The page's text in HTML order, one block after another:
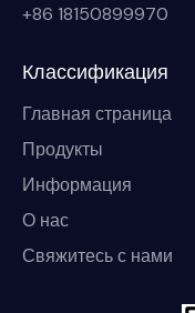
+86 18150899970
Классификация
Главная страница
Продукты
Информация
О нас
Свяжитесь с нами